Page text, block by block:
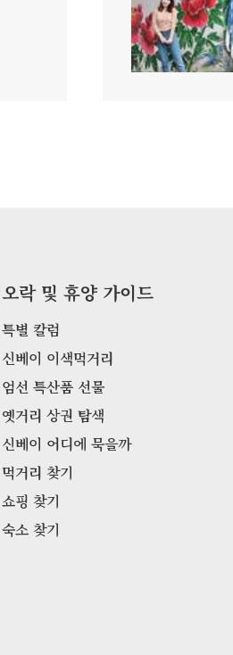
오락 및 휴양 가이드
특별 칼럼
신베이 이색먹거리
엄선 특산품 선물
옛거리 상권 탐색
신베이 어디에 묵을까
먹거리 찾기
쇼핑 찾기
숙소 찾기